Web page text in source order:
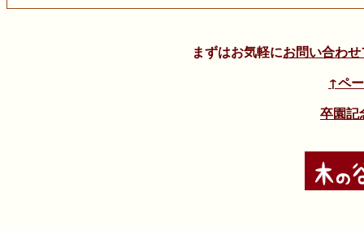
まずはお気軽にお問い合わ
↑ペ
卒園記